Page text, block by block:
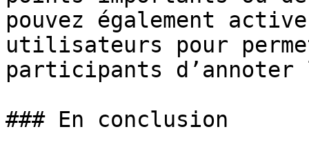
pouvez également
utilisateurs pour
participants d’annoter
### En conclusion